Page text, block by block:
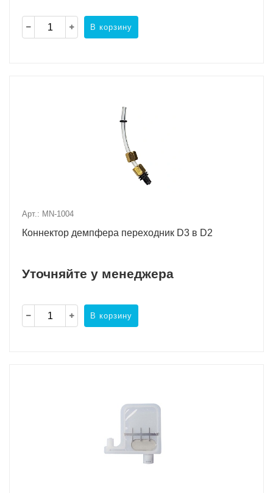
В корзину
Арт.: MN-1004
Коннектор демпфера переходник D3 в D2
Уточняйте у менеджера
В корзину